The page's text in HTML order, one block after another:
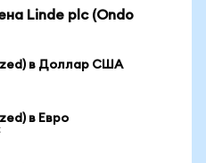
Linde plc (Ondo
в Доллар США
в Евро